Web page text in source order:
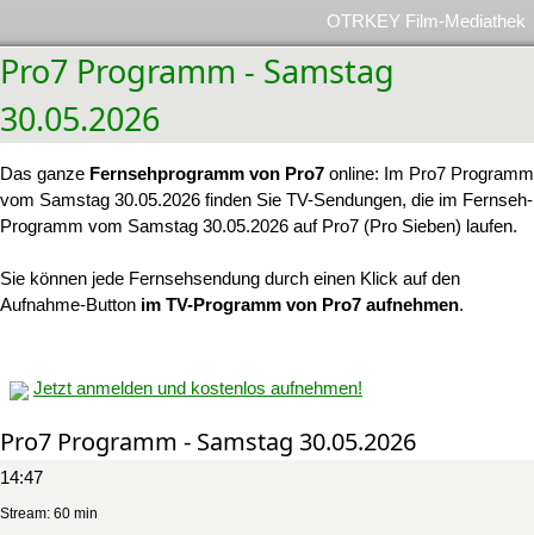
OTRKEY Film-Mediathek
Pro7 Programm - Samstag
30.05.2026
Das ganze Fernsehprogramm von Pro7 online: Im Pro7 Programm
vom Samstag 30.05.2026 finden Sie TV-Sendungen, die im Fernseh-
Programm vom Samstag 30.05.2026 auf Pro7 (Pro Sieben) laufen.
Sie können jede Fernsehsendung durch einen Klick auf den
Aufnahme-Button im TV-Programm von Pro7 aufnehmen.
Jetzt anmelden und kostenlos aufnehmen!
Pro7 Programm - Samstag 30.05.2026
14:47
Stream: 60 min